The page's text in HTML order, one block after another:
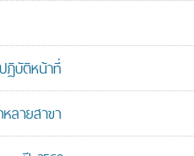
ฏิบัติหน้าที่
ลายสาขา